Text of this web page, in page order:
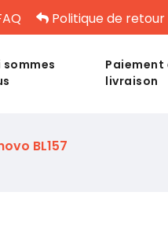
Politique de retour
sommes
Paiement
livraison
BL157